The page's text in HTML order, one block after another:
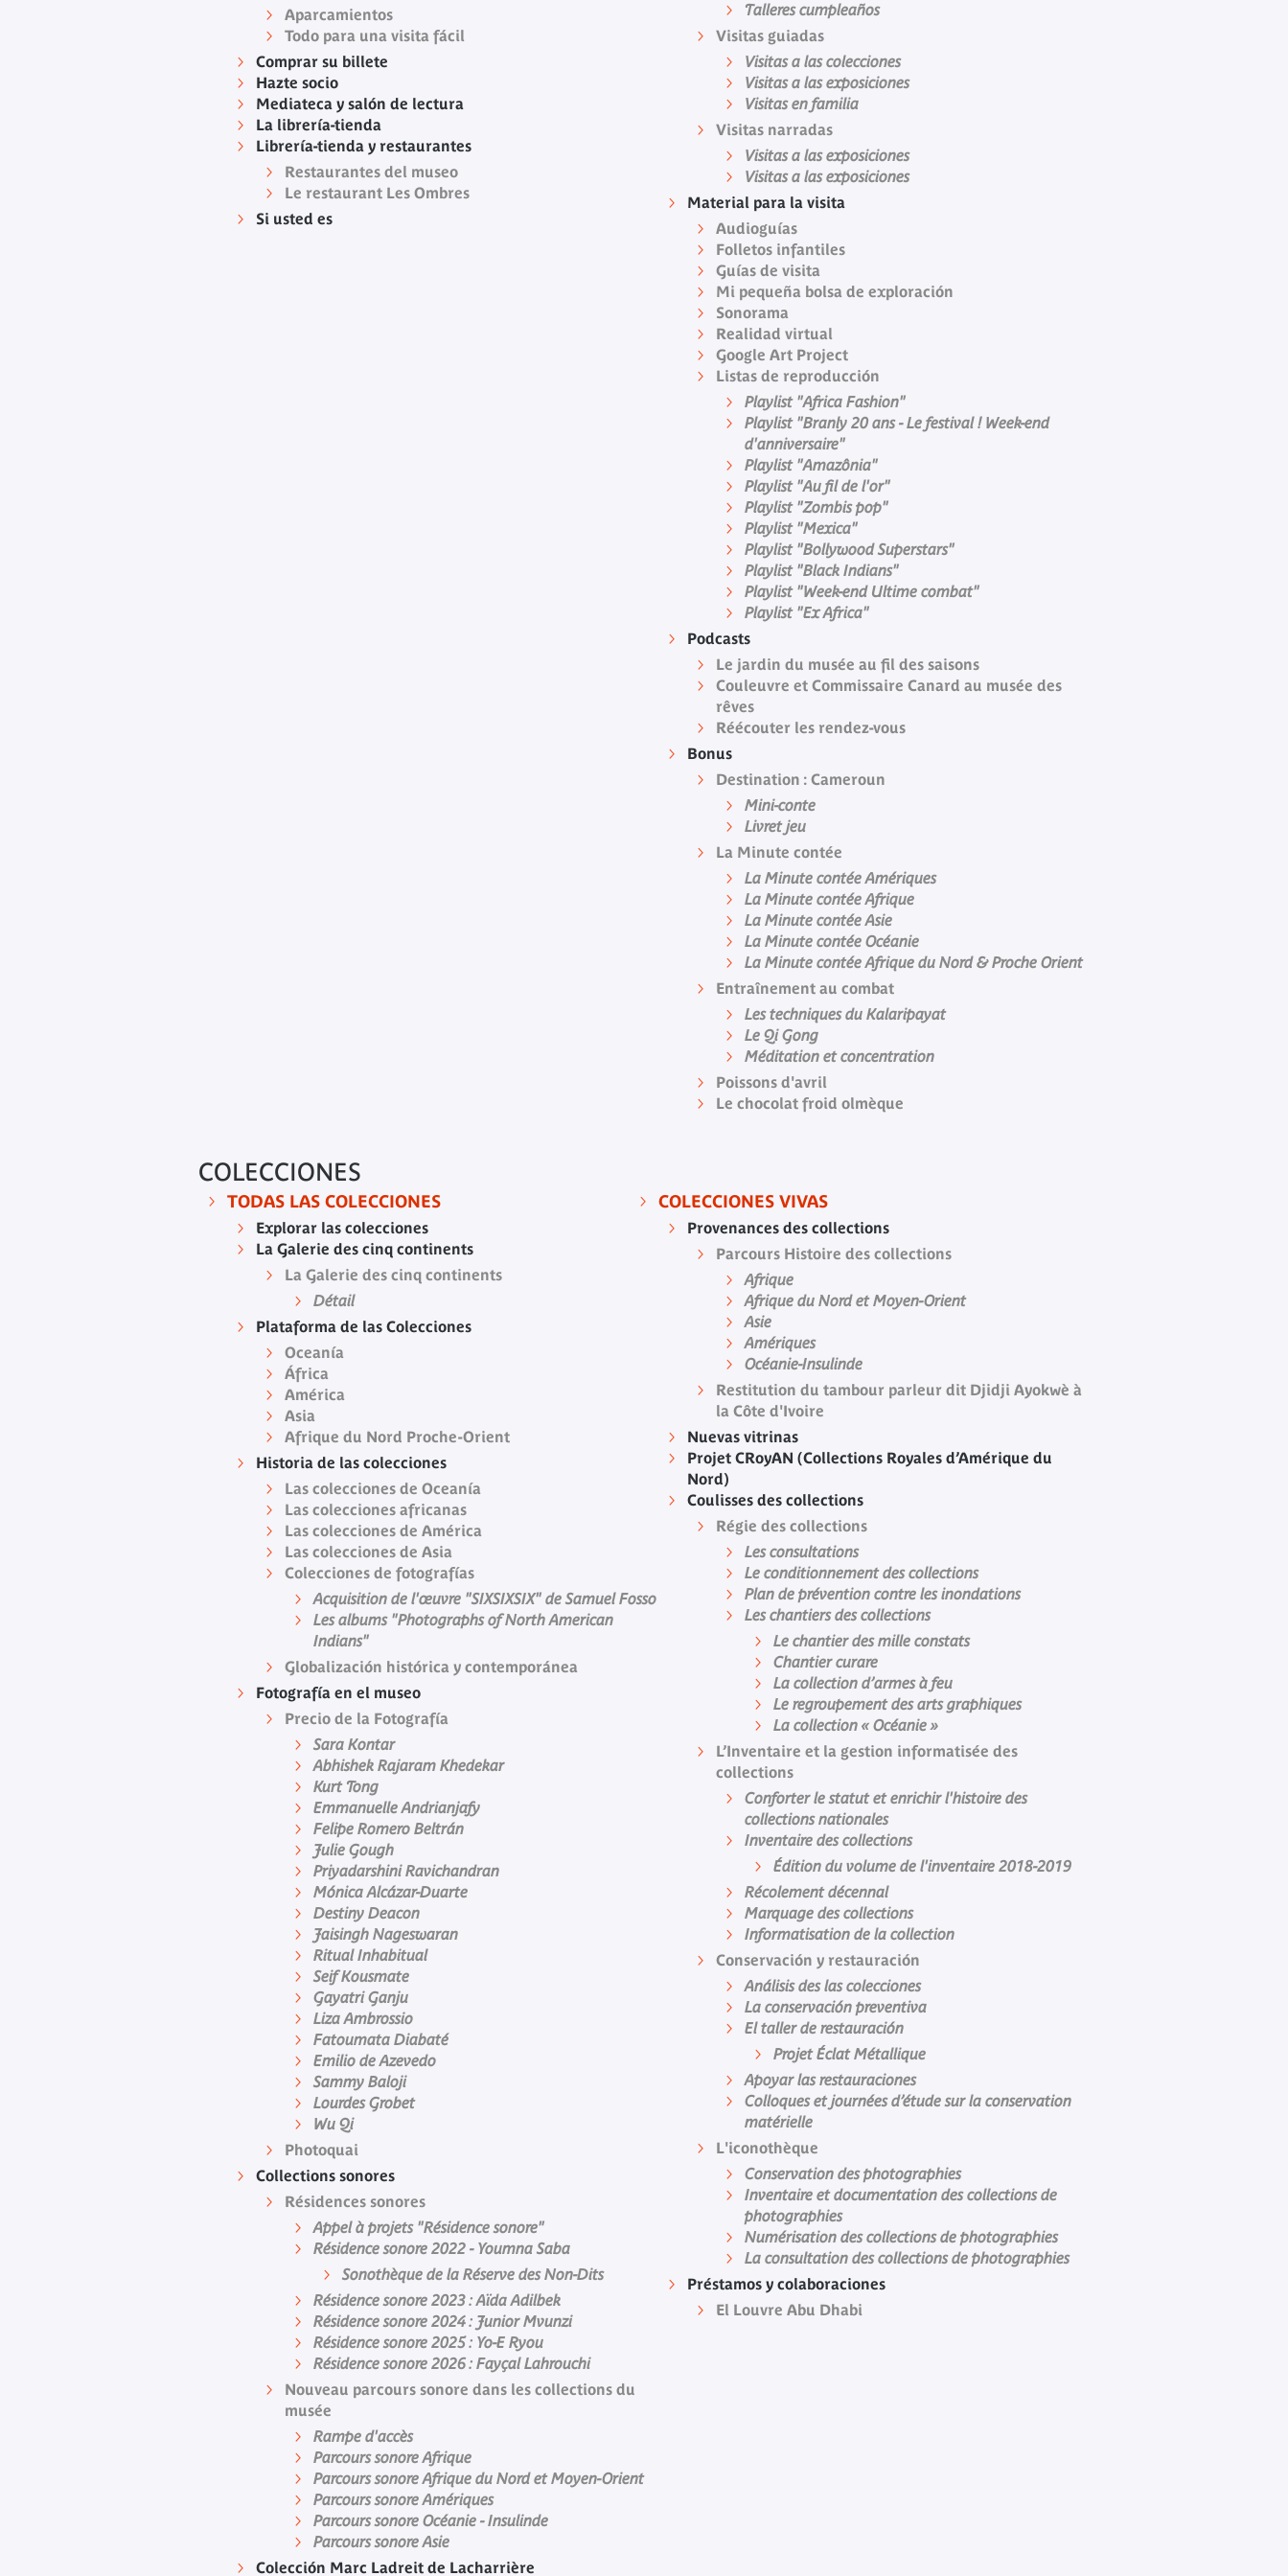
Aparcamientos
Todo para una visita fácil
Comprar su billete
Hazte socio
Mediateca y salón de lectura
La librería-tienda
Librería-tienda y restaurantes
Restaurantes del museo
Le restaurant Les Ombres
Si usted es
Talleres cumpleaños
Visitas guiadas
Visitas a las colecciones
Visitas a las exposiciones
Visitas en familia
Visitas narradas
Visitas a las exposiciones
Visitas a las exposiciones
Material para la visita
Audioguías
Folletos infantiles
Guías de visita
Mi pequeña bolsa de exploración
Sonorama
Realidad virtual
Google Art Project
Listas de reproducción
Playlist "Africa Fashion"
Playlist "Branly 20 ans - Le festival ! Week-end
d'anniversaire"
Playlist "Amazônia"
Playlist "Au fil de l'or"
Playlist "Zombis pop"
Playlist "Mexica"
Playlist "Bollywood Superstars"
Playlist "Black Indians"
Playlist "Week-end Ultime combat"
Playlist "Ex Africa"
Podcasts
Le jardin du musée au fil des saisons
Couleuvre et Commissaire Canard au musée des
rêves
Réécouter les rendez-vous
Bonus
Destination : Cameroun
Mini-conte
Livret jeu
La Minute contée
La Minute contée Amériques
La Minute contée Afrique
La Minute contée Asie
La Minute contée Océanie
La Minute contée Afrique du Nord & Proche Orient
Entraînement au combat
Les techniques du Kalaripayat
Le Qi Gong
Méditation et concentration
Poissons d'avril
Le chocolat froid olmèque
COLECCIONES
TODAS LAS COLECCIONES
Explorar las colecciones
La Galerie des cinq continents
La Galerie des cinq continents
Détail
Plataforma de las Colecciones
Oceanía
África
América
Asia
Afrique du Nord Proche-Orient
Historia de las colecciones
Las colecciones de Oceanía
Las colecciones africanas
Las colecciones de América
Las colecciones de Asia
Colecciones de fotografías
Acquisition de l'œuvre "SIXSIXSIX" de Samuel Fosso
Les albums "Photographs of North American
Indians"
Globalización histórica y contemporánea
Fotografía en el museo
Precio de la Fotografía
Sara Kontar
Abhishek Rajaram Khedekar
Kurt Tong
Emmanuelle Andrianjafy
Felipe Romero Beltrán
Julie Gough
Priyadarshini Ravichandran
Mónica Alcázar-Duarte
Destiny Deacon
Jaisingh Nageswaran
Ritual Inhabitual
Seif Kousmate
Gayatri Ganju
Liza Ambrossio
Fatoumata Diabaté
Emilio de Azevedo
Sammy Baloji
Lourdes Grobet
Wu Qi
Photoquai
Collections sonores
Résidences sonores
Appel à projets "Résidence sonore"
Résidence sonore 2022 - Youmna Saba
Sonothèque de la Réserve des Non-Dits
Résidence sonore 2023 : Aïda Adilbek
Résidence sonore 2024 : Junior Mvunzi
Résidence sonore 2025 : Yo-E Ryou
Résidence sonore 2026 : Fayçal Lahrouchi
Nouveau parcours sonore dans les collections du
musée
Rampe d'accès
Parcours sonore Afrique
Parcours sonore Afrique du Nord et Moyen-Orient
Parcours sonore Amériques
Parcours sonore Océanie - Insulinde
Parcours sonore Asie
Colección Marc Ladreit de Lacharrière
COLECCIONES VIVAS
Provenances des collections
Parcours Histoire des collections
Afrique
Afrique du Nord et Moyen-Orient
Asie
Amériques
Océanie-Insulinde
Restitution du tambour parleur dit Djidji Ayokwè à
la Côte d'Ivoire
Nuevas vitrinas
Projet CRoyAN (Collections Royales d’Amérique du
Nord)
Coulisses des collections
Régie des collections
Les consultations
Le conditionnement des collections
Plan de prévention contre les inondations
Les chantiers des collections
Le chantier des mille constats
Chantier curare
La collection d’armes à feu
Le regroupement des arts graphiques
La collection « Océanie »
L’Inventaire et la gestion informatisée des
collections
Conforter le statut et enrichir l'histoire des
collections nationales
Inventaire des collections
Édition du volume de l'inventaire 2018-2019
Récolement décennal
Marquage des collections
Informatisation de la collection
Conservación y restauración
Análisis des las colecciones
La conservación preventiva
El taller de restauración
Projet Éclat Métallique
Apoyar las restauraciones
Colloques et journées d’étude sur la conservation
matérielle
L'iconothèque
Conservation des photographies
Inventaire et documentation des collections de
photographies
Numérisation des collections de photographies
La consultation des collections de photographies
Préstamos y colaboraciones
El Louvre Abu Dhabi